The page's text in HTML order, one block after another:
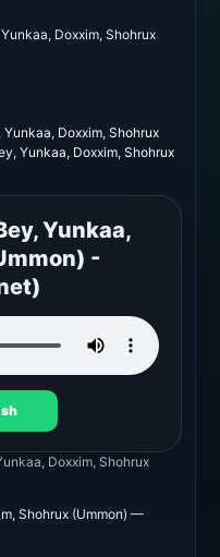
Doxxim, Shohrux
, Yunkaa, Doxxim, Shohrux
, Yunkaa, Doxxim, Shohrux
Yunkaa,
-
Doxxim, Shohrux
Shohrux (Ummon) —